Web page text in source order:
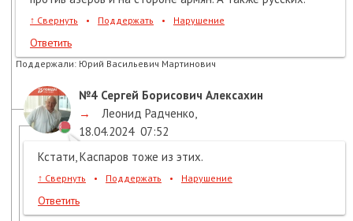
↑ Свернуть • Поддержать • Нарушение
Ответить
Поддержали: Юрий Васильевич Мартинович
№4 Сергей Борисович Алексахин
→
Леонид Радченко,
18.04.2024 07:52
Кстати, Каспаров тоже из этих.
↑ Свернуть • Поддержать • Нарушение
Ответить